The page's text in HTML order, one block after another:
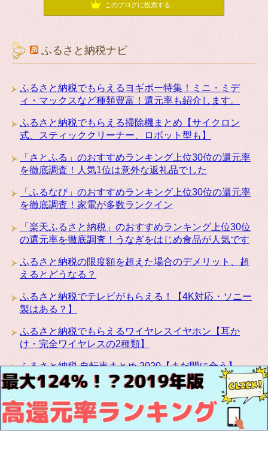
このブログに投票する
ふるさと納税ナビ
ふるさと納税でもらえるヨギボー特集！ミニ・ミデ
ィ・マックスなど種類豊富！還元率も紹介します。
ふるさと納税でもらえる掃除機まとめ【サイクロン
式、スティッククリーナー、ロボット型も】
「さとふる」のおすすめランキング上位30位の還元率
を徹底調査！人気1位は意外な返礼品でした
「ふるなび」のおすすめランキング上位30位の還元率
を徹底調査！家電が多数ランクイン
「楽天ふるさと納税」のおすすめランキング上位30位
の還元率を徹底調査！うなぎをはじめ食品が人気です
ふるさと納税の限度額を超えた場合のデメリット、超
えるとどうなる？
ふるさと納税でテレビがもらえる！【4K対応・ソニー
製はある？】
ふるさと納税でもらえるワイヤレスイヤホン【耳か
け・完全ワイヤレスの2種類】
ふるさと納税 自転車まとめ 2020【まだ間に合う】
ふるさと納税にカリモクの高級家具が登場！椅子・テ
ーブル・ベッドなど種類豊富です